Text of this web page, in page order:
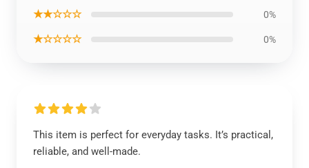
★★☆☆☆ 0%
★☆☆☆☆ 0%
This item is perfect for everyday tasks. It’s practical,
reliable, and well-made.